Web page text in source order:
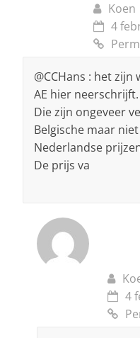
Koen
4
@CCHans : het
AE hier neerschrijft.
Die zijn ongeveer
Belgische maar
Nederlandse
De prijs va
4